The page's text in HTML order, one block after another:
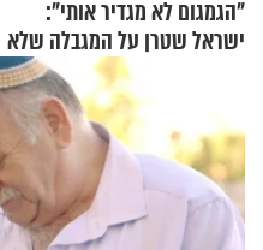
"הגמגום לא מגדיר אותי":
ישראל שטרן על המגבלה שלא